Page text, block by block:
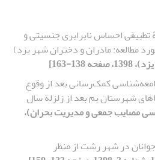
تطبیقی احساس نابرابری جنسیتی و
مطالعه: مادران و دختران شهر یزد)
کمک‌رسانی بعد از وقوع
شهرستان بم بعد از زلزلة سال
شناسی مصایب جمعی و مدیریت بحران)،
در شهر رشت از منظر